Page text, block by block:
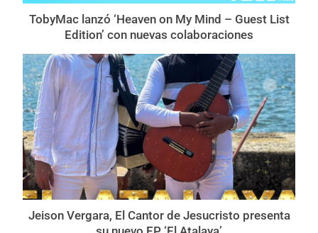
TobyMac lanzó ‘Heaven on My Mind – Guest List
Edition’ con nuevas colaboraciones
Jeison Vergara, El Cantor de Jesucristo presenta